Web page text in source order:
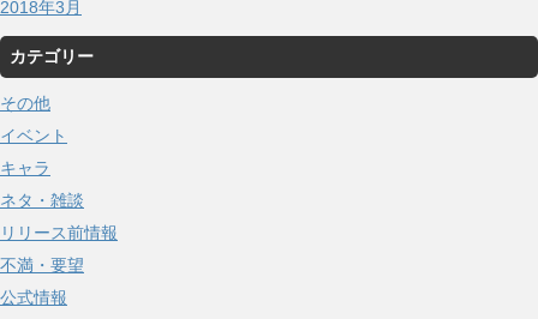
2018年3月
カテゴリー
その他
イベント
キャラ
ネタ・雑談
リリース前情報
不満・要望
公式情報